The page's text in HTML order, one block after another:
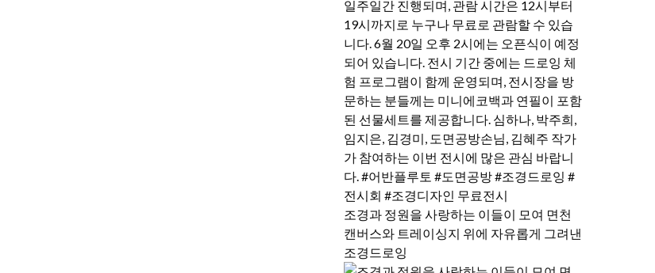
조경과 정원을 사랑하는 이들이 모여 면천
캔버스와 트레이싱지 위에 자유롭게 그려낸
조경드로잉